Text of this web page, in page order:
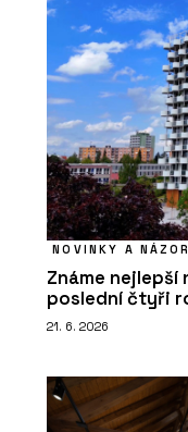
NOVINKY A
Známe nejlepší
poslední čtyři
21. 6. 2026